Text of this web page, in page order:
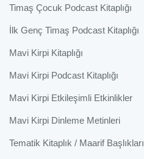
Timaş Çocuk Podcast Kitaplığı
İlk Genç Timaş Podcast Kitaplığı
Mavi Kirpi Kitaplığı
Mavi Kirpi Podcast Kitaplığı
Mavi Kirpi Etkileşimli Etkinlikler
Mavi Kirpi Dinleme Metinleri
Tematik Kitaplık / Maarif Başlıkları